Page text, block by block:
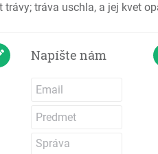
Jonáš
Abakuk
Zachariáš
tráva uschla, a jej kvet
Napíšte nám